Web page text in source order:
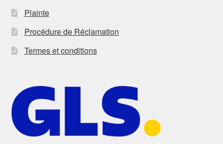
Plainte
Procédure de Réclamation
Termes et conditions